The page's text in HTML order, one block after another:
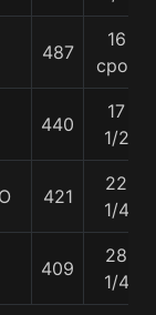
487
16
cpos
440
17
1/2
421
22
1/4
409
28
1/4